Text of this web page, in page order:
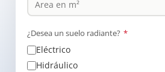
¿Desea un suelo radiante? *
Eléctrico
Hidráulico